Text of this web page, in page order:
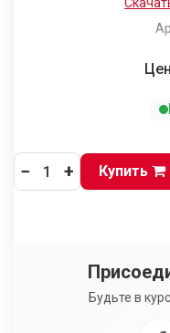
− + Купить
Будьте в